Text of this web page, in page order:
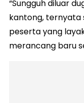
“Sungguh diluar
kantong, ternyata
peserta yang
merancang baru